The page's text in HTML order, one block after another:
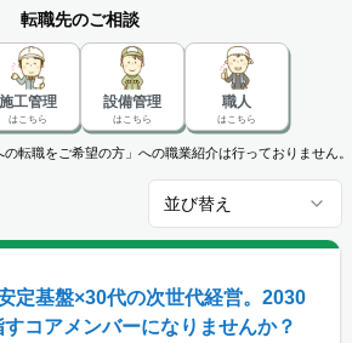
転職先のご相談
施工管理
はこちら
設備管理
はこちら
職人
はこちら
転職をご希望の方」への職業紹介は行っておりません。
並び替え
定基盤×30代の次世代経営。2030
コアメンバーになりませんか？